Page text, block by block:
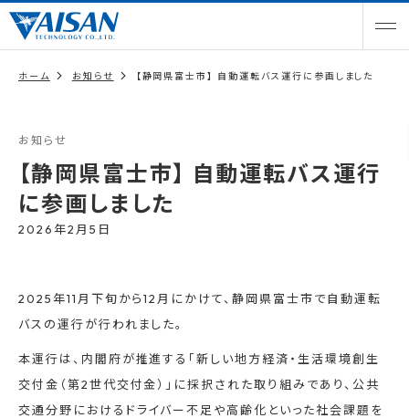
ホーム お知らせ 【静岡県富士市】 自動運転バス運行に参画しました
お知らせ
【静岡県富士市】 自動運転バス運行
に参画しました
2026年2月5日
2025年11月下旬から12月にかけて、静岡県富士市で自動運転
バスの運行が行われました。
本運行は、内閣府が推進する「新しい地方経済・生活環境創生
交付金（第2世代交付金）」に採択された取り組みであり、公共
交通分野におけるドライバー不足や高齢化といった社会課題を